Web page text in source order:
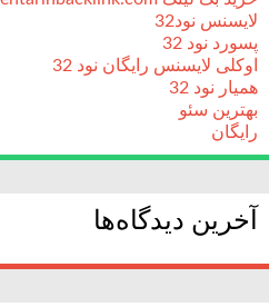
لایسنس نود32
پسورد نود 32
اوکلی لایسنس رایگان نود 32
همیار نود 32
بهترین سئو
رایگان
آخرین دیدگاه‌ها